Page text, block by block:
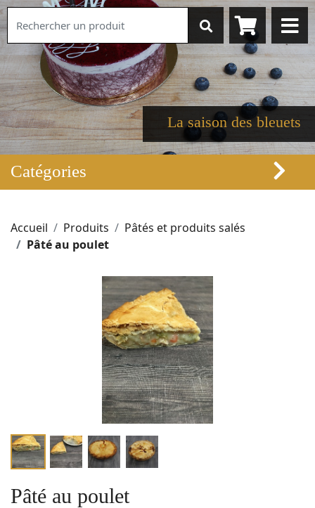
La saison des bleuets
Catégories
Accueil Produits
Pâtés et produits salés
Pâté au poulet
Pâté au poulet